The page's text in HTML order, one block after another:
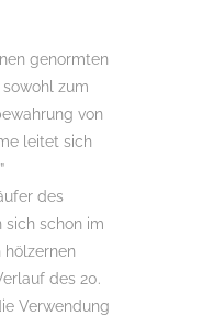
genormten
zum
von
leitet sich
des
sich schon im
hölzernen
des 20.
Verwendung